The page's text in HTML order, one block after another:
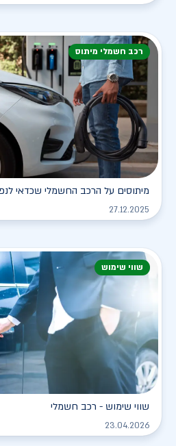
רכב חשמלי מיתוס
מיתוסים על הרכב החשמלי שכדאי
27.12.2025
שווי שימוש
שווי שימוש - רכב חשמלי
23.04.2026